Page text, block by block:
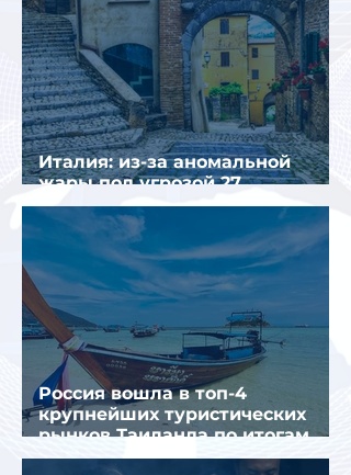
Италия: из-за аномальной
жары под угрозой 27
крупнейших городов
Россия вошла в топ-4
крупнейших туристических
рынков Таиланда по итогам
семи месяцев 2026 года